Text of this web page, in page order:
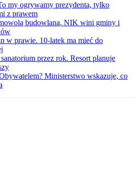
my ogrywamy prezydenta, tylko
z prawem
budowlaną. NIK wini gminy i
w prawie. 10-latek ma mieć do
przez rok. Resort planuje
Ministerstwo wskazuje, co